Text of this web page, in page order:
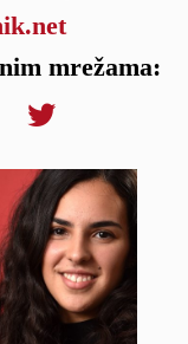
mrežama: